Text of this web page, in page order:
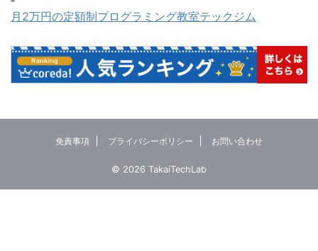
月2万円の定額制プログラミング教室テックジム
免責事項 プライバシーポリシー お問い合わせ
© 2026 TakaiTechLab